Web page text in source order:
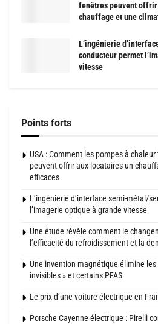
fenêtres peuvent
chauffage et une
L’ingénierie
conducteur permet
vitesse
Points forts
USA : Comment les pompes à
peuvent offrir aux locataires un
efficaces
L’ingénierie d’interface semi-métal/
l’imagerie optique à grande vitesse
Une étude révèle comment le
l’efficacité du refroidissement et la
Une invention magnétique élimine
invisibles » et certains PFAS
Le prix d’une voiture électrique en
Porsche Cayenne électrique : Pirelli